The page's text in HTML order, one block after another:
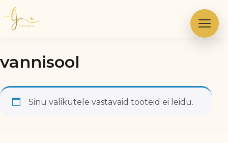
Skip
to
content
vannisool
Sinu valikutele vastavaid tooteid ei leidu.